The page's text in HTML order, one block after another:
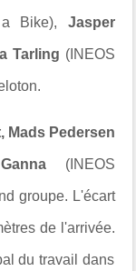
a Bike), Jasper
Tarling (INEOS
Mads Pedersen
(INEOS
groupe. L'écart
de l'arrivée.
du travail dans